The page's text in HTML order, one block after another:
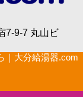
7-9-7 丸山ビ
｜大分給湯器.com